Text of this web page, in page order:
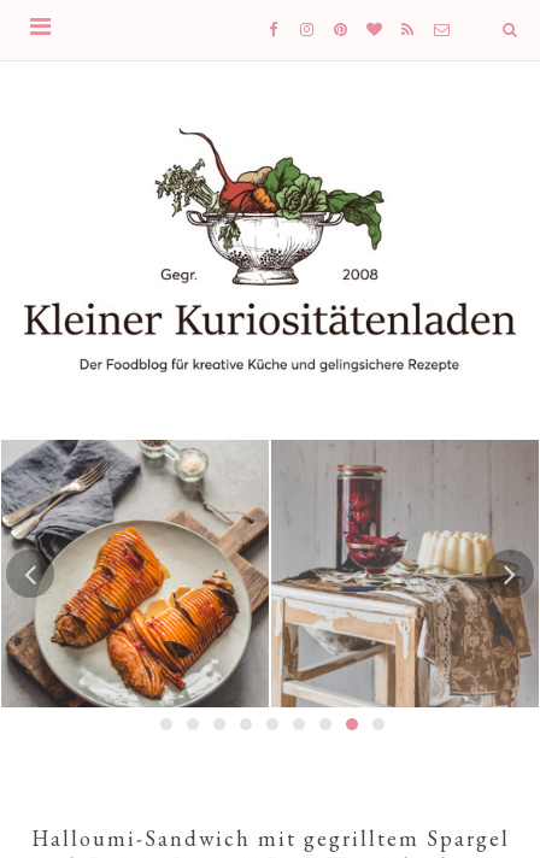
Karamellisierter
Hasselback-
Butternutkürbis
Portweinbirnen, eingeweckt
Halloumi-Sandwich mit gegrilltem Spargel